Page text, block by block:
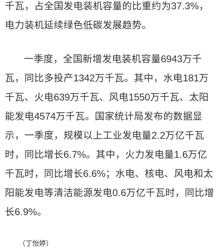
千瓦，占全国发电装机容量的比重约为37.3%，
电力装机延续绿色低碳发展趋势。
一季度，全国新增发电装机容量6943万千
瓦，同比多投产1342万千瓦。其中，水电181万
千瓦、火电639万千瓦、风电1550万千瓦、太阳
能发电4574万千瓦。国家统计局发布的数据显
示，一季度，规模以上工业发电量2.2万亿千瓦
时，同比增长6.7%。其中，火力发电量1.6万亿
千瓦时，同比增长6.6%；水电、核电、风电和太
阳能发电等清洁能源发电0.6万亿千瓦时，同比增
长6.9%。
（丁怡婷）